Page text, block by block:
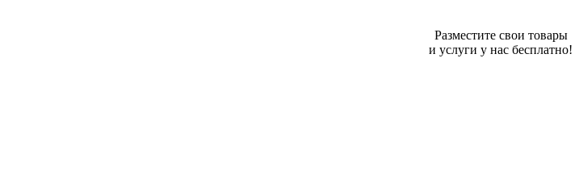
Разместите свои товары
и услуги у нас бесплатно!